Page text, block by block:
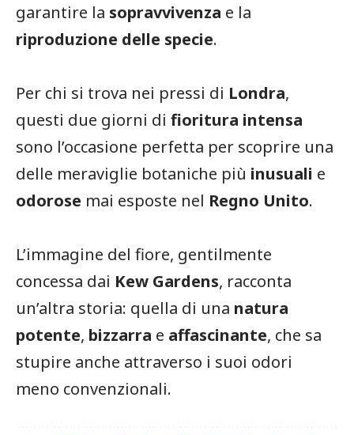
garantire la sopravvivenza e la
riproduzione delle specie.
Per chi si trova nei pressi di Londra,
questi due giorni di fioritura intensa
sono l’occasione perfetta per scoprire una
delle meraviglie botaniche più inusuali e
odorose mai esposte nel Regno Unito.
L’immagine del fiore, gentilmente
concessa dai Kew Gardens, racconta
un’altra storia: quella di una natura
potente, bizzarra e affascinante, che sa
stupire anche attraverso i suoi odori
meno convenzionali.